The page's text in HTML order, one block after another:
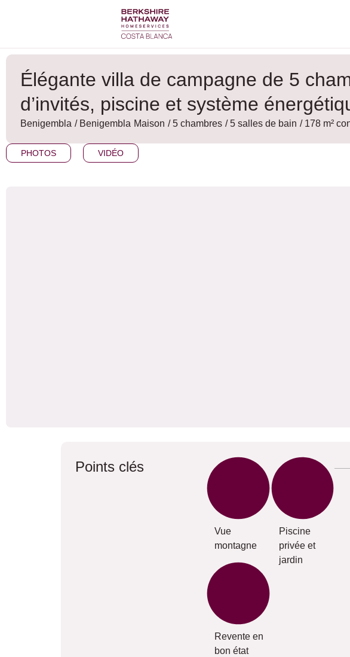
Élégante villa de campagne de 5
d’invités, piscine et système
Benigembla / Benigembla Maison / 5 chambres / 5 salles de bain / 178 m²
PHOTOS VIDÉO
Points clés
Vue
montagne
Revente en
bon état
Piscine
privée et
jardin